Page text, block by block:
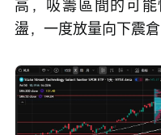
高，吸籌區間的可
盪，一度放量向下震